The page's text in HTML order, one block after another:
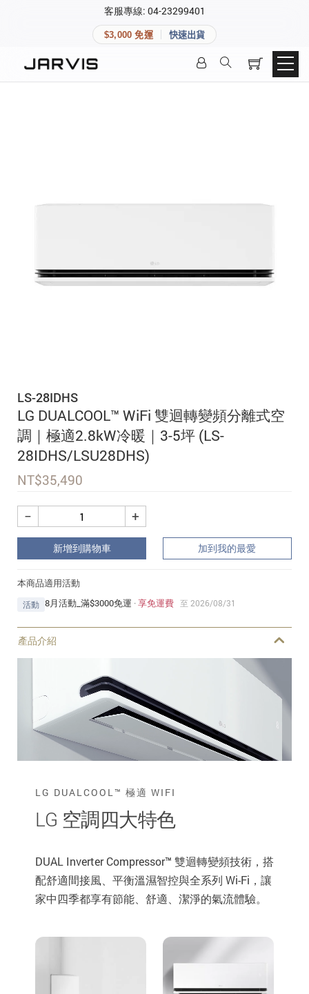
客服專線: 04-23299401
$3,000 免運 快速出貨
LS-28IDHS
LG DUALCOOL™ WiFi 雙迴轉變頻分離式空
調｜極適2.8kW冷暖｜3-5坪 (LS-
28IDHS/LSU28DHS)
NT$35,490
+
−
新增到購物車 加到我的最愛
本商品適用活動
活動 8月活動_滿$3000免運 ·享免運費 至 2026/08/31
產品介紹
LG DUALCOOL™ 極適 WIFI
LG 空調四大特色
DUAL Inverter Compressor™ 雙迴轉變頻技術，搭
配舒適間接風、平衡溫濕智控與全系列 Wi-Fi，讓
家中四季都享有節能、舒適、潔淨的氣流體驗。
快速連結
登入後可查看訂單、會員資料與收藏清單。
登入會員
快速連結
加入 JARVIS VIP